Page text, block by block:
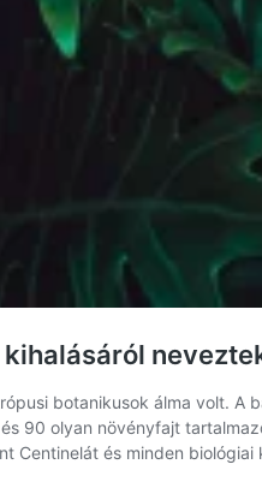
botanikusok álma volt.
90 olyan növényfajt
Centinelát és minden